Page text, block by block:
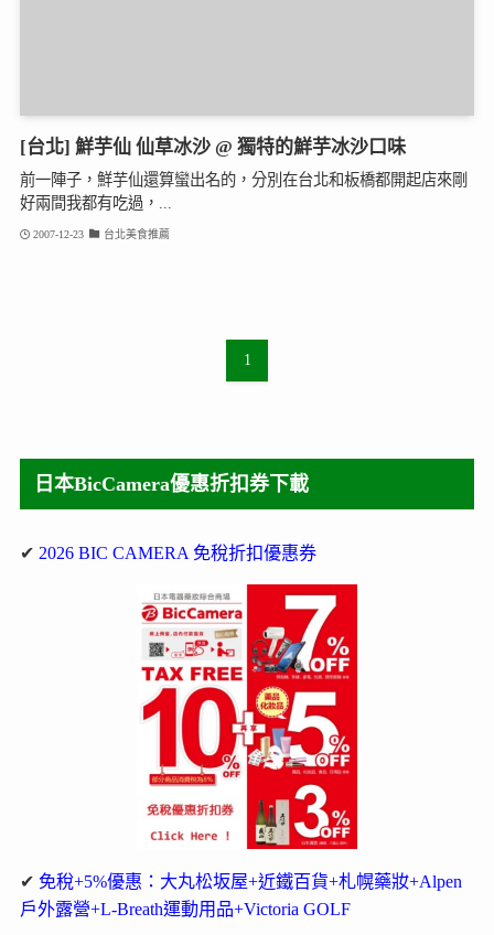
[台北] 鮮芋仙 仙草冰沙 @ 獨特的鮮芋冰沙口味
前一陣子，鮮芋仙還算蠻出名的，分別在台北和板橋都開起店來剛
好兩間我都有吃過，...
2007-12-23 台北美食推薦
1
日本BicCamera優惠折扣券下載
✔ 2026 BIC CAMERA 免稅折扣優惠券
✔ 免稅+5%優惠：大丸松坂屋+近鐵百貨+札幌藥妝+Alpen
戶外露營+L-Breath運動用品+Victoria GOLF